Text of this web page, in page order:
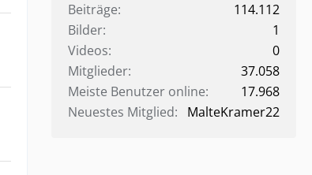
Beiträge
114.112
Bilder
1
Videos
0
Mitglieder
37.058
Meiste Benutzer online
17.968
Neuestes Mitglied
MalteKramer22